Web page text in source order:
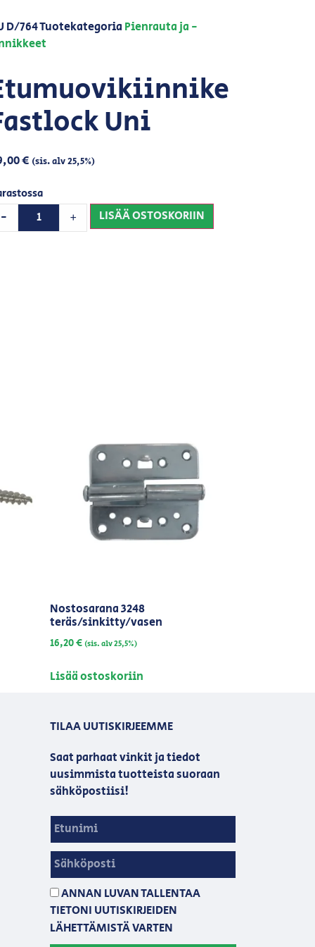
D/764Tuotekategoria Pienrauta ja -
Uni
€ (sis. alv 25,5%)
- + LISÄÄ OSTOSKORIIN
Nostosarana 3248
teräs/sinkitty/vasen
16,20€(sis. alv 25,5%)
Lisää ostoskoriin
TILAA UUTISKIRJEEMME
Saat parhaat vinkit ja tiedot
uusimmista tuotteista suoraan
sähköpostiisi!
ANNAN LUVAN TALLENTAA
TIETONI UUTISKIRJEIDEN
LÄHETTÄMISTÄ VARTEN